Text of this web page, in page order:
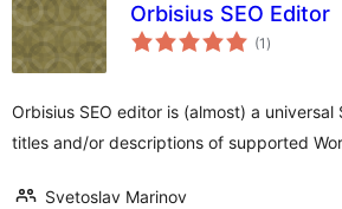
Orbisius SEO Editor
(1 vērtējumu
kopsumma
)
Orbisius SEO editor is (almost) a
titles and/or descriptions of supported
Svetoslav Marinov